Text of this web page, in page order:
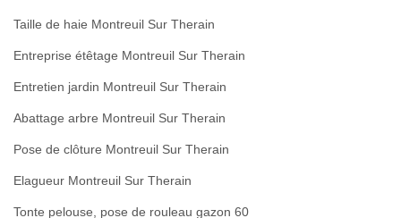
Taille de haie Montreuil Sur Therain
Entreprise étêtage Montreuil Sur Therain
Entretien jardin Montreuil Sur Therain
Abattage arbre Montreuil Sur Therain
Pose de clôture Montreuil Sur Therain
Elagueur Montreuil Sur Therain
Tonte pelouse, pose de rouleau gazon 60